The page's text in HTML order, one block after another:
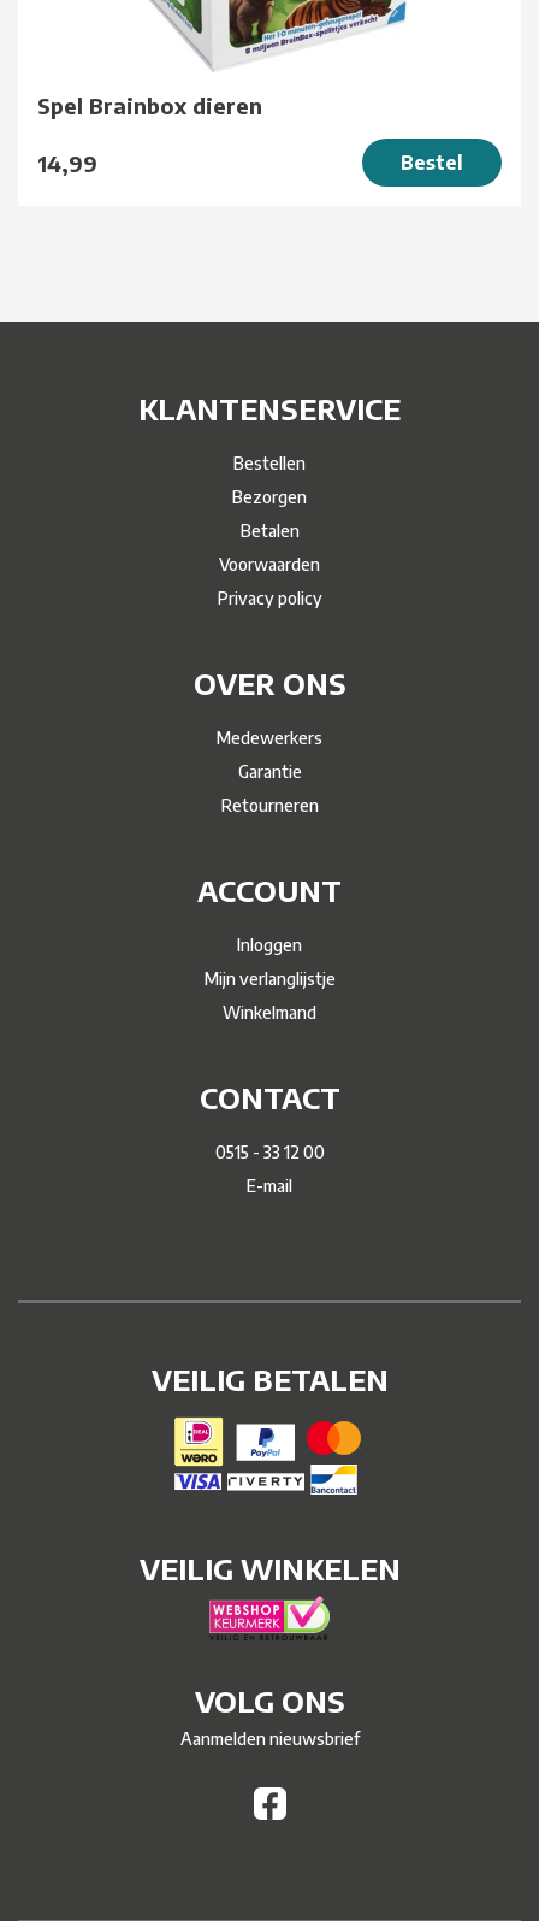
Spel Brainbox dieren
14,99 Bestel
KLANTENSERVICE
Bestellen
Bezorgen
Betalen
Voorwaarden
Privacy policy
OVER ONS
Medewerkers
Garantie
Retourneren
ACCOUNT
Inloggen
Mijn verlanglijstje
Winkelmand
CONTACT
0515 - 33 12 00
E-mail
VEILIG BETALEN
VEILIG WINKELEN
VOLG ONS
Aanmelden nieuwsbrief